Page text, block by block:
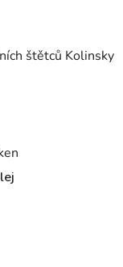
štětců Kolinsky